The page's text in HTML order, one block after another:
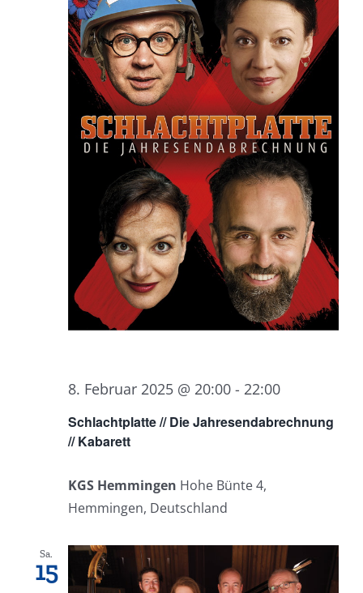
Schlachtplatte // Die Jahresendabrechnung
// Kabarett
8. Februar 2025 @ 20:00 - 22:00
KGS Hemmingen Hohe Bünte 4,
Hemmingen, Deutschland
Sa.
15